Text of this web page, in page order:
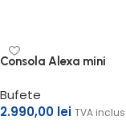
Consola Alexa mini
Bufete
2.990,00 lei TVA inclus